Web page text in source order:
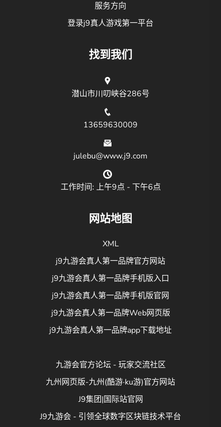
服务方向
登录j9真人游戏第一平台
找到我们
潜山市川叨峡谷286号
13659630009
julebu@www.j9.com
工作时间: 上午9点 - 下午6点
网站地图
XML
j9九游会真人第一品牌官方网站
j9九游会真人第一品牌手机版入口
j9九游会真人第一品牌手机版官网
j9九游会真人第一品牌Web网页版
j9九游会真人第一品牌app下载地址
九游会官方论坛 - 玩家交流社区
九州网页版-九州(酷游·ku游)官方网站
J9集团|国际站官网
J9九游会 - 引领全球数字区块链技术平台